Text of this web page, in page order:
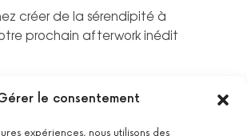
le consentement
expériences, nous utilisons des
créer de la sérendipité à
prochain afterwork inédit